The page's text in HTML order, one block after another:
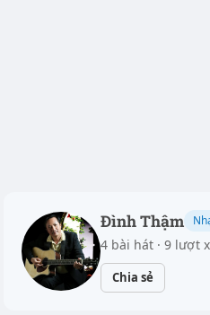
Đình Thậm
4 bài hát · 9 lượt
Chia sẻ